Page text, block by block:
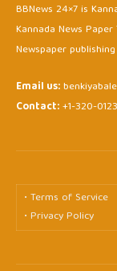
BBNews 24×7 is
Kannada News
Newspaper
Email us:
Contact:+1-320-
• Terms of Service
• Privacy Policy